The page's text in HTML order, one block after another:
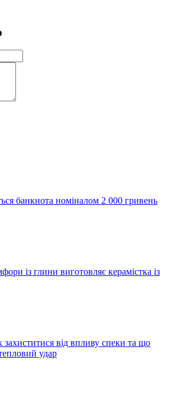
банкнота номіналом 2 000 гривень
із глини виготовляє керамістка із
від впливу спеки та що
удар